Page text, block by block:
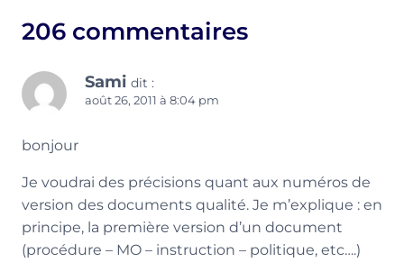
206 commentaires
Sami dit :
août 26, 2011 à 8:04 pm
bonjour
Je voudrai des précisions quant aux numéros de
version des documents qualité. Je m’explique : en
principe, la première version d’un document
(procédure – MO – instruction – politique, etc….)